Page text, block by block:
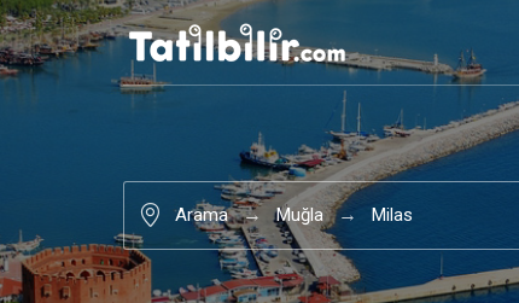
Arama Muğla Milas